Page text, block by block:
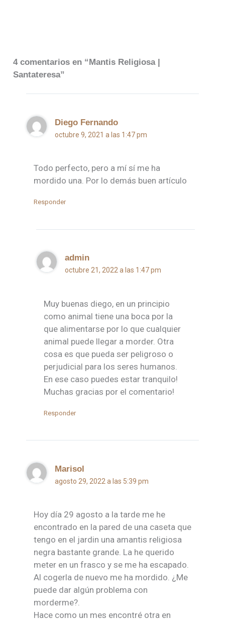
4 comentarios en “Mantis Religiosa |
Santateresa”
Diego Fernando
octubre 9, 2021 a las 1:47 pm
Todo perfecto, pero a mí sí me ha
mordido una. Por lo demás buen artículo
Responder
admin
octubre 21, 2022 a las 1:47 pm
Muy buenas diego, en un principio
como animal tiene una boca por la
que alimentarse por lo que cualquier
animal puede llegar a morder. Otra
cosa es que pueda ser peligroso o
perjudicial para los seres humanos.
En ese caso puedes estar tranquilo!
Muchas gracias por el comentario!
Responder
Marisol
agosto 29, 2022 a las 5:39 pm
Hoy día 29 agosto a la tarde me he
encontrado en la pared de una caseta que
tengo en el jardin una amantis religiosa
negra bastante grande. La he querido
meter en un frasco y se me ha escapado.
Al cogerla de nuevo me ha mordido. ¿Me
puede dar algún problema con
morderme?.
Hace como un mes encontré otra en